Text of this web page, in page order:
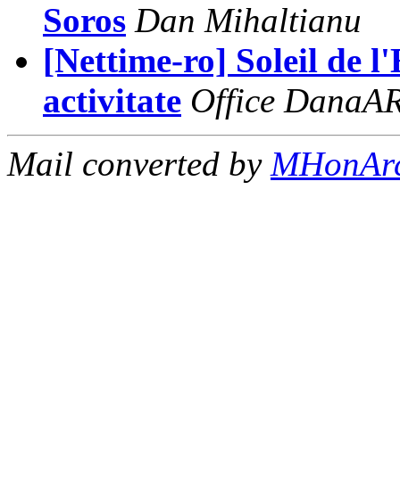
Soros Dan Mihaltianu
[Nettime-ro] Soleil de
activitate Office
Mail converted by